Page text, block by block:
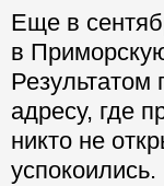
Еще в
в
Результатом
адресу, где
никто не
успокоились.